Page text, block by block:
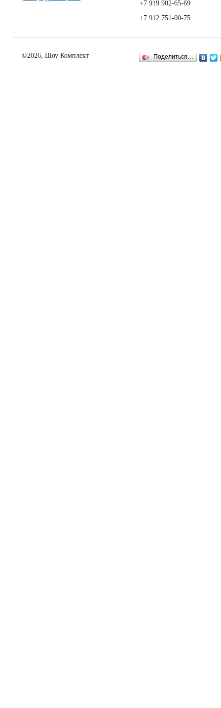
+7 919 902-65-69
+7 912 751-00-75
©2026, Шоу Комплект Поделиться…